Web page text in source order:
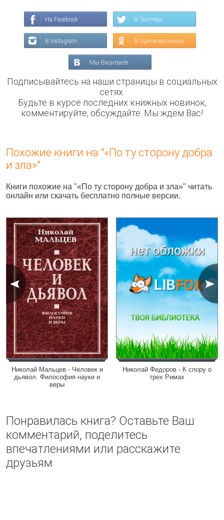
На Facebook В Твиттере
В Instagram В Одноклассниках
Мы Вконтакте
Подписывайтесь на наши страницы в социальных
сетях.
Будьте в курсе последних книжных новинок,
комментируйте, обсуждайте. Мы ждём Вас!
Похожие книги на "«По ту сторону добра
и зла»"
Книги похожие на "«По ту сторону добра и зла»" читать
онлайн или скачать бесплатно полные версии.
Николай Мальцев - Человек и
дьявол. Философия науки и
веры
Николай Федоров - К спору о
трех Римах
Понравилась книга? Оставьте Ваш
комментарий, поделитесь
впечатлениями или расскажите
друзьям